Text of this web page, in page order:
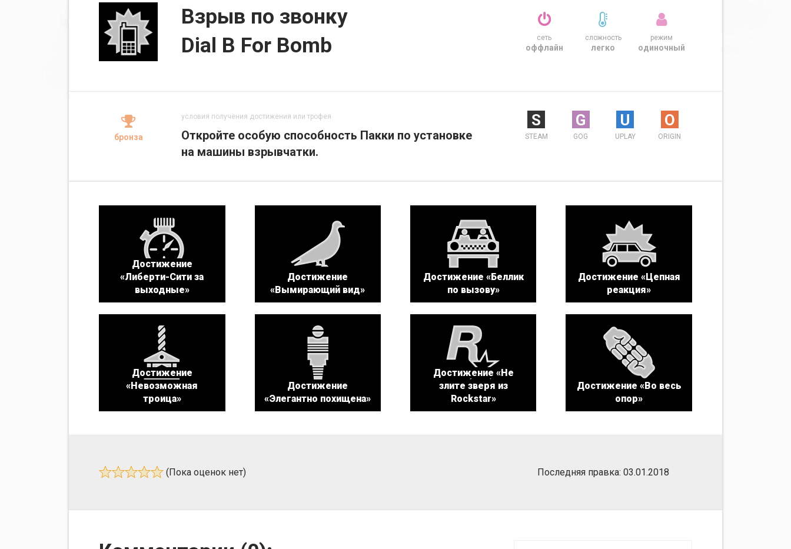
Взрыв по звонку
Dial B For Bomb
сеть
оффлайн
сложность
легко
режим
одиночный
бронза
условия получения достижения или трофея
Откройте особую способность Пакки по установке
на машины взрывчатки.
S
STEAM
G
GOG
U
UPLAY
O
ORIGIN
Достижение
«Либерти-Сити за
выходные»
Достижение
«Вымирающий вид»
Достижение «Беллик
по вызову»
Достижение «Цепная
реакция»
Достижение
«Невозможная
троица»
Достижение
«Элегантно похищена»
Достижение «Не
злите зверя из
Rockstar»
Достижение «Во весь
опор»
(Пока оценок нет) Последняя правка: 03.01.2018